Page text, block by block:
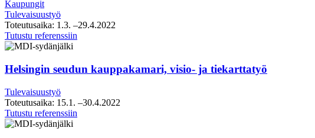
Kaupungit
Tulevaisuustyö
Toteutusaika: 1.3. –29.4.2022
Tutustu referenssiin
Helsingin seudun kauppakamari, visio- ja tiekarttatyö
Tulevaisuustyö
Toteutusaika: 15.1. –30.4.2022
Tutustu referenssiin